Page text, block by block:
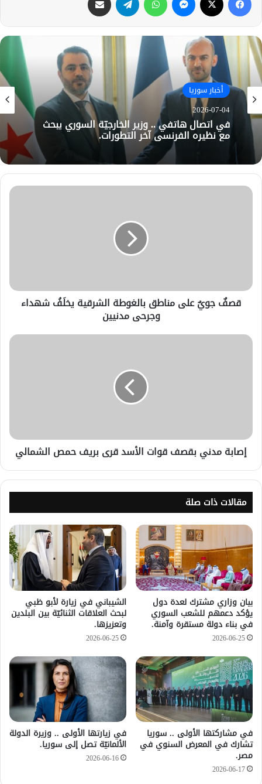
أخبار سوريا
2026-07-04
في اتصال هاتفي .. وزير الخارجيّة السوري يبحث
مع نظيره الفرنسي آخر التطورات.
قصفٌ جويٌ على مناطق بالغوطة الشرقية يخلَفُ شهداء
وجرحى مدنيين
إصابة مدني بقصف قوات الأسد قرى بريف حمص الشمالي
مقالات ذات صلة
بيان وزاري مشترك لعدة دول
يؤكد دعمهم للشعب السوري
في بناء دولة مستقرة وآمنة.
2026-06-25
الشيباني في زيارة لأبو ظبي
لبحث العلاقات الثنائيّة بين البلدين
وتعزيزها.
2026-06-25
في مشاركتها الأولى .. سوريا
تشارك في المعرض السنوي في
مصر.
2026-06-17
في زيارتها الأولى .. وزيرة الدولة
الألمانيّة تصل إلى سوريا.
2026-06-16